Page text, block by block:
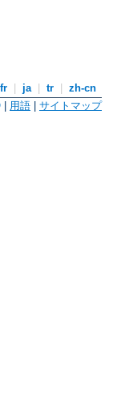
fr ja tr
zh-cn
用語 サイトマップ